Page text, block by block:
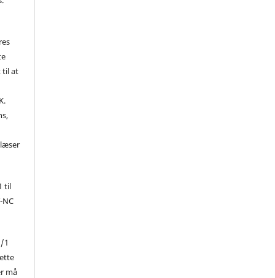
til at
til
NC
1
må